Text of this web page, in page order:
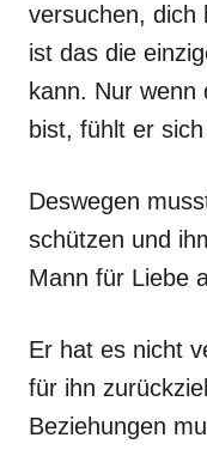
versuchen, dich
ist das die
kann. Nur wenn
bist, fühlt er
Deswegen
schützen und
Mann für Liebe
Er hat es nicht
für ihn
Beziehungen